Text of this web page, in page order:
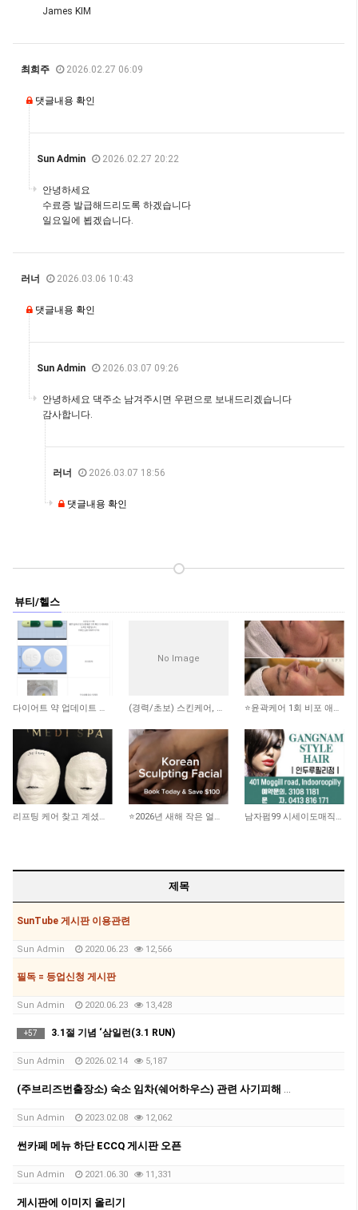
James KIM
최희주 2026.02.27 06:09
댓글내용 확인
Sun Admin 2026.02.27 20:22
안녕하세요
수료증 발급해드리도록 하겠습니다
일요일에 뵙겠습니다.
러너 2026.03.06 10:43
댓글내용 확인
Sun Admin 2026.03.07 09:26
안녕하세요 댁주소 남겨주시면 우편으로 보내드리겠습니다
감사합니다.
러너 2026.03.07 18:56
댓글내용 확인
뷰티/헬스
1,563 다이어트 약 업데이트 됐어요
No Image
1,899 (경력/초보) 스킨케어, 리메디얼 테라피스트 -스폰비자가능 2,414 ⭐️윤곽케어 1회 비포 애프터 사진 ⭐️
2,353 리프팅 케어 찾고 계셨나요? 더블로 HIFU 2,147 ⭐️2026년 새해 작은 얼굴 되기 프로젝트!! 100불 할인!! 2,900 남자펌99 시세이도매직199 인두루필리
제목
SunTube 게시판 이용관련
Sun Admin 2020.06.23 12,566
필독 = 등업신청 게시판
Sun Admin 2020.06.23 13,428
+57 3.1절 기념 ‘삼일런(3.1 RUN)
Sun Admin 2026.02.14 5,187
(주브리즈번출장소) 숙소 임차(쉐어하우스) 관련 사기피해 유의 안내문
Sun Admin 2023.02.08 12,062
썬카페 메뉴 하단 ECCQ 게시판 오픈
Sun Admin 2021.06.30 11,331
게시판에 이미지 올리기